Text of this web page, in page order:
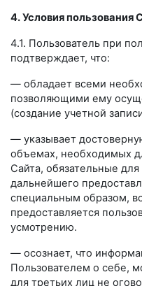
4. Условия пользования
4.1. Пользователь при
подтверждает, что:
— обладает всеми
позволяющими ему
(создание учетной
— указывает
объемах, необходимых
Сайта, обязательные
дальнейшего
специальным образом,
предоставляется
усмотрению.
— осознает, что
Пользователем о себе,
для третьих лиц не